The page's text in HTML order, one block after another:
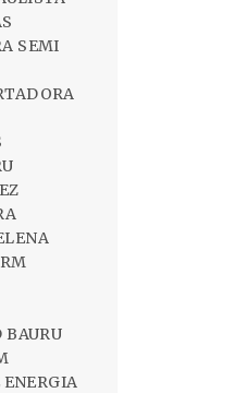
SEMI
ENERGIA